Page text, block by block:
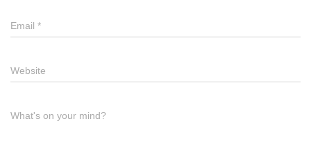
Email *
Website
What's on your mind?